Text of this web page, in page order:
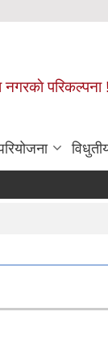
नगरकाे परिकल्पना